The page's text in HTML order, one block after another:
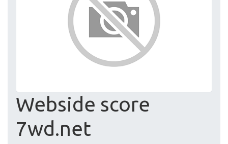
Webside score
7wd.net